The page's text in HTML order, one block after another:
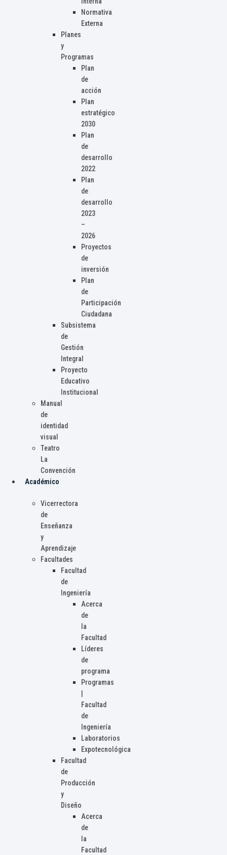
Normativa
Externa
Planes
y
Programas
Plan
de
acción
Plan
estratégico
2030
Plan
de
desarrollo
2022
Plan
de
desarrollo
2023
–
2026
Proyectos
de
inversión
Plan
de
Participación
Ciudadana
Subsistema
de
Gestión
Integral
Proyecto
Educativo
Institucional
Manual
de
identidad
visual
Teatro
La
Convención
Académico
Vicerrectora
de
Enseñanza
y
Aprendizaje
Facultades
Facultad
de
Ingeniería
Acerca
de
la
Facultad
Líderes
de
programa
Programas
Facultad
de
Ingeniería
Laboratorios
Expotecnológica
Facultad
de
Producción
y
Diseño
Acerca
de
la
Facultad